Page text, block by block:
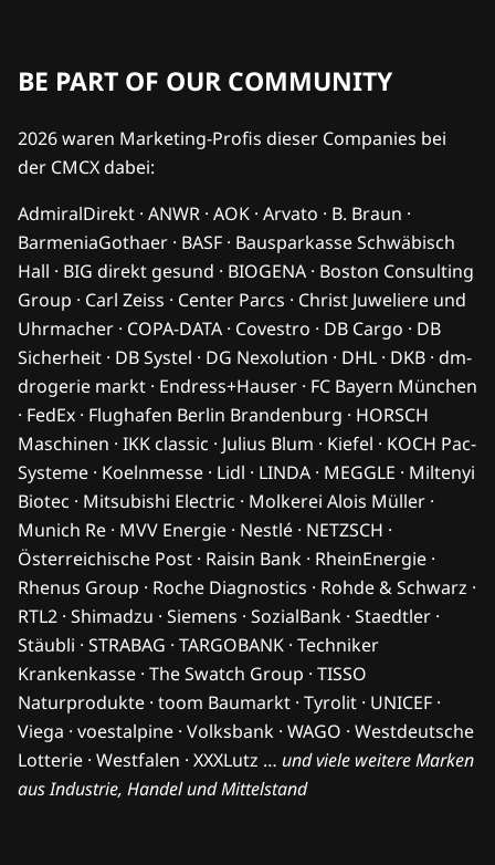
BE PART OF OUR COMMUNITY
2026 waren Marketing-Profis dieser Companies bei
der CMCX dabei:
AdmiralDirekt · ANWR · AOK · Arvato · B. Braun ·
BarmeniaGothaer · BASF · Bausparkasse Schwäbisch
Hall · BIG direkt gesund · BIOGENA · Boston Consulting
Group · Carl Zeiss · Center Parcs · Christ Juweliere und
Uhrmacher · COPA-DATA · Covestro · DB Cargo · DB
Sicherheit · DB Systel · DG Nexolution · DHL · DKB · dm-
drogerie markt · Endress+Hauser · FC Bayern München
· FedEx · Flughafen Berlin Brandenburg · HORSCH
Maschinen · IKK classic · Julius Blum · Kiefel · KOCH Pac-
Systeme · Koelnmesse · Lidl · LINDA · MEGGLE · Miltenyi
Biotec · Mitsubishi Electric · Molkerei Alois Müller ·
Munich Re · MVV Energie · Nestlé · NETZSCH ·
Österreichische Post · Raisin Bank · RheinEnergie ·
Rhenus Group · Roche Diagnostics · Rohde & Schwarz ·
RTL2 · Shimadzu · Siemens · SozialBank · Staedtler ·
Stäubli · STRABAG · TARGOBANK · Techniker
Krankenkasse · The Swatch Group · TISSO
Naturprodukte · toom Baumarkt · Tyrolit · UNICEF ·
Viega · voestalpine · Volksbank · WAGO · Westdeutsche
Lotterie · Westfalen · XXXLutz … und viele weitere Marken
aus Industrie, Handel und Mittelstand